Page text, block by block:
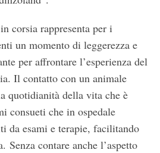
corsia rappresenta per i
un momento di leggerezza e
per affrontare l’esperienza del
Il contatto con un animale
quotidianità della vita che è
consueti che in ospedale
da esami e terapie, facilitando
Senza contare anche l’aspetto